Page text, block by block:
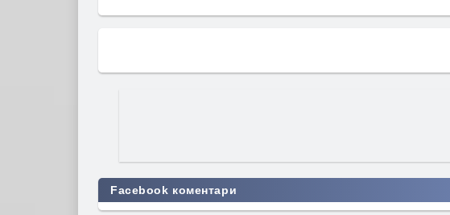
Facebook коментари